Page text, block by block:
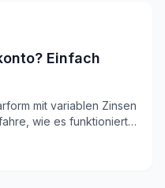
Einfach
mit variablen Zinsen
wie es funktioniert,